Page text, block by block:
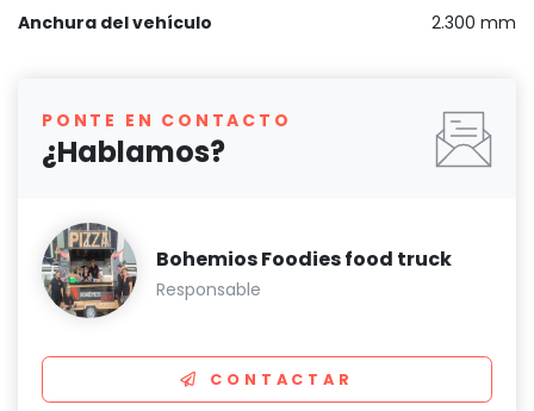
Anchura del vehículo 2.300 mm
PONTE EN CONTACTO
¿Hablamos?
Bohemios Foodies food truck
Responsable
CONTACTAR